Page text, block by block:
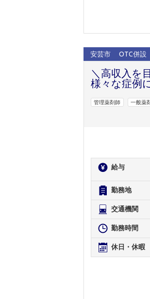
安芸市 OTC併設
＼高収入を
様々な症例
管理薬剤師 一般薬
給与
勤務地
交通機関
勤務時間
休日・休暇